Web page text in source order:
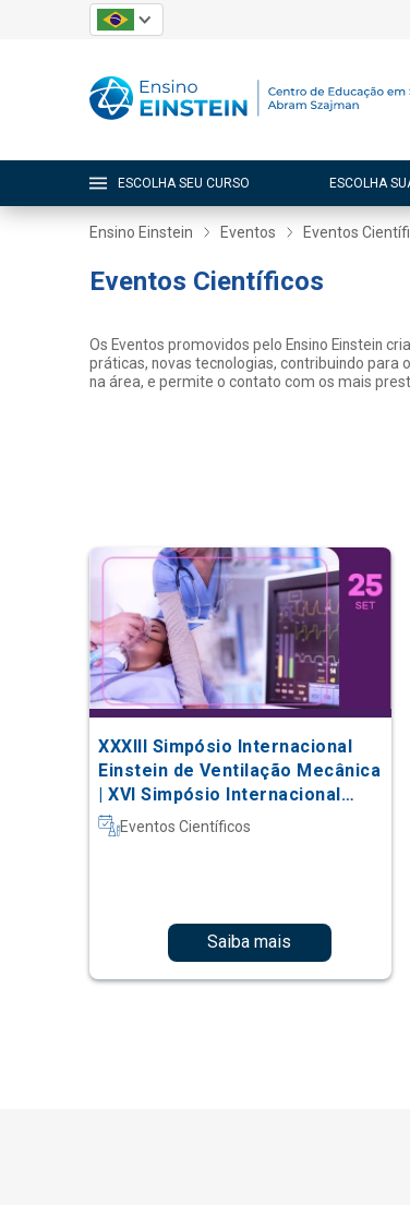
ESCOLHA SEU CURSO ESCOLHA
Ensino Einstein Eventos Eventos
Eventos Científicos
Os Eventos promovidos pelo Ensino Einstein
práticas, novas tecnologias, contribuindo
na área, e permite o contato com os mais
XXXIII Simpósio Internacional
Einstein de Ventilação Mecânica
| XVI Simpósio Internacional
Einstein de Fisioterapia em
Terapia Intensiva
Eventos Científicos
Saiba mais